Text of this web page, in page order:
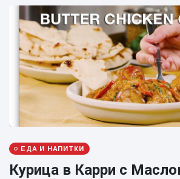
ЕДА И НАПИТКИ
Курица в Карри с